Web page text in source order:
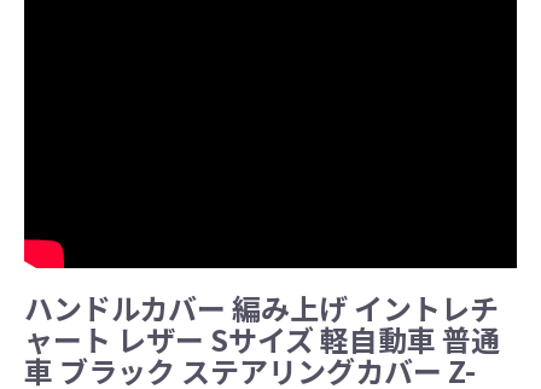
ハンドルカバー 編み上げ イントレチ
ャート レザー Sサイズ 軽自動車 普通
車 ブラック ステアリングカバー Z-